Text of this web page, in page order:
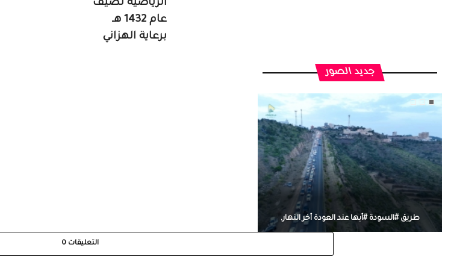
الرياضية لصيف
عام 1432 هـ
برعاية الهزاني
جديد الصور
طريق #السودة #أبها عند العودة أخر النهار.
التعليقات 0